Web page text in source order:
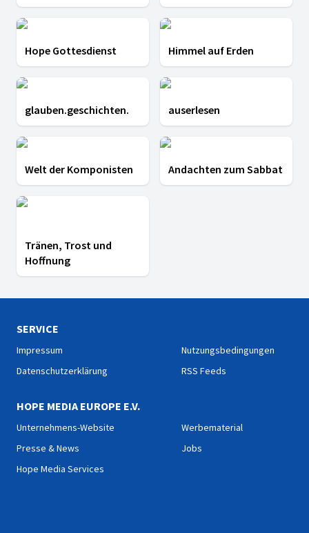
Hope Gottesdienst Himmel auf Erden
glauben.geschichten. auserlesen
Welt der Komponisten Andachten zum Sabbat
Tränen, Trost und
Hoffnung
SERVICE
Impressum
Datenschutzerklärung
Nutzungsbedingungen
RSS Feeds
HOPE MEDIA EUROPE E.V.
Unternehmens-Website
Presse & News
Hope Media Services
Werbematerial
Jobs